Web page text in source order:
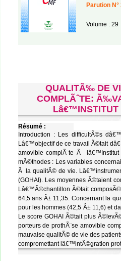
Parution N°
Volume : 29
QUALITÃ‰ DE
COMPLÃˆTE:
Lâ€™INSTITUT
Résumé :
Introduction : Les difficultÃ©s
Lâ€™objectif de ce travail Ã©tait
amovible complÃ¨te Ã
mÃ©thodes : Les variables
Ã la qualitÃ© de vie.
(GOHAI). Les moyennes Ã©taient
Lâ€™Ã©chantillon Ã©tait
64,5 ans Â± 11,35. Concernant la
pour les hommes (42,5 Â± 11,6) et
Le score GOHAI Ã©tait plus
porteurs de prothÃ¨se amovible
mauvaise qualitÃ© de vie des
compromettant lâ€™intÃ©gration